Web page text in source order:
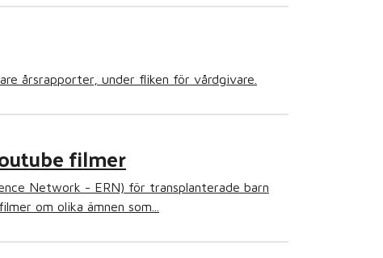
årsrapporter, under fliken för vårdgivare.
filmer
Network - ERN) för transplanterade barn
om olika ämnen som...